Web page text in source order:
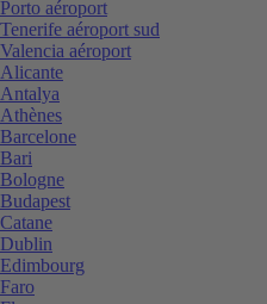
Porto aéroport
Tenerife aéroport sud
Valencia aéroport
Alicante
Antalya
Athènes
Barcelone
Bari
Bologne
Budapest
Catane
Dublin
Edimbourg
Faro